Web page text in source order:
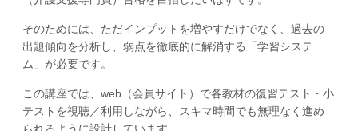
そのためには、ただインプットを増やすだけでなく、過去の
出題傾向を分析し、弱点を徹底的に解消する「学習システ
ム」が必要です。
この講座では、web（会員サイト）で各教材の復習テスト・小
テストを視聴／利用しながら、スキマ時間でも無理なく進め